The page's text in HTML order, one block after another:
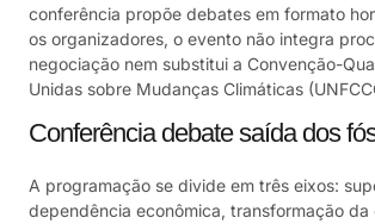
conferência propõe debates em formato
os organizadores, o evento não integra
negociação nem substitui a Convenção-
Unidas sobre Mudanças Climáticas
Conferência debate saída dos
A programação se divide em três eixos:
dependência econômica, transformação da